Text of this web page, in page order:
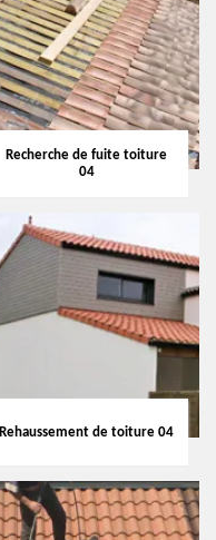
Recherche de fuite toiture
04
Rehaussement de toiture 04